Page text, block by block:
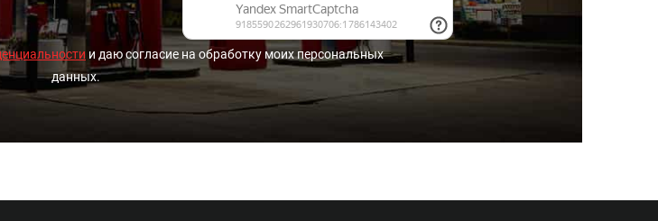
и даю согласие на обработку моих персональных
данных.